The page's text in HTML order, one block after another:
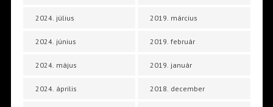
2024. július
2024. június
2024. május
2024. április
2019. március
2019. február
2019. január
2018. december